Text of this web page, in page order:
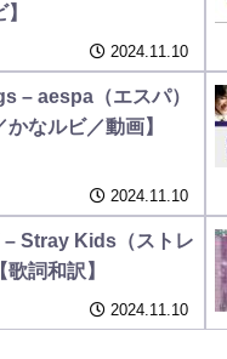
2024.11.10
– aespa（エスパ）
かなルビ／動画】
2024.11.10
Stray Kids（ストレ
詞和訳】
2024.11.10